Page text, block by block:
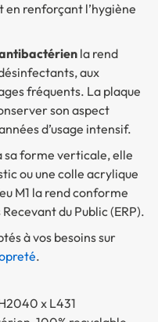
renforçant l’hygiène
la rend
aux
fréquents. La plaque
son aspect
d’usage intensif.
sa forme verticale, elle
ou une colle acrylique
M1 la rend conforme
du Public (ERP).
à vos besoins sur
.
x L431